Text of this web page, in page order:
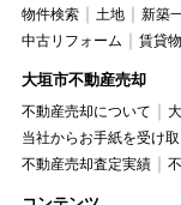
物件検索 土地 新築
中古リフォーム
賃貸
大垣市不動産売却
不動産売却について
当社からお手紙を受け
不動産売却査定実績